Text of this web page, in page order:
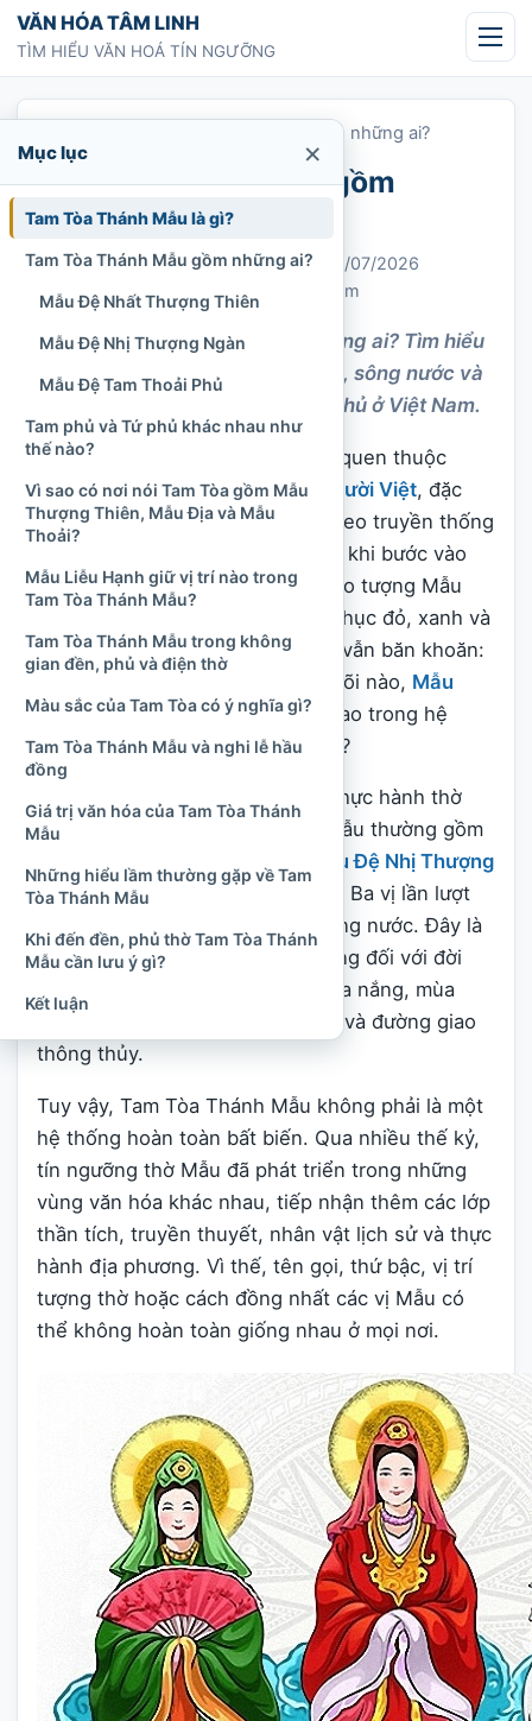
Chuyển tới nội dung
VĂN HÓA TÂM LINH
TÌM HIỂU VĂN HOÁ TÍN NGƯỠNG
Tam Tòa Thánh Mẫu gồm những ai?
Tam Tòa Thánh Mẫu gồm
những ai?
Chi Tran 27/03/2021Cập nhật: 06/07/2026
Thờ Mẫu và Tứ Phủ
1.337 lượt xem
Tam Tòa Thánh Mẫu gồm những ai? Tìm hiểu
ba Mẫu cai quản trời, rừng núi, sông nước và
cách phân biệt Tam phủ, Tứ phủ ở Việt Nam.
Tam Tòa Thánh Mẫu là cách gọi quen thuộc
trongtín ngưỡng thờ Mẫu của người Việt, đặc
biệt tại các đền, phủ, điện thờ theo truyền thống
. Nhiều người khi bước vào
một điện Mẫu thường thấy ba pho tượng Mẫu
ngự ở vị trí trang trọng, với sắc phục đỏ, xanh và
trắng. Tuy nhiên, không ít người vẫn băn khoăn:
ba vị ấy là ai, mỗi Mẫu cai quản cõi nào, Mẫu
Liễu Hạnh giữ vị trí ra sao và vì sao trong hệ
thống Tứ phủ lại còn cóMẫu Địa ?
Theo cách hiểu phổ biến trong thực hành thờ
Mẫu hiện nay, Tam Tòa Thánh Mẫu thường gồm
Mẫu Đệ Nhất Thượng Thiên
Mẫu Đệ Nhị Thượng
NgànvàMẫu Đệ Tam Thoải Phủ
. Ba vị lần lượt
gắn với miền trời, núi rừng và sông nước. Đây là
ba không gian tự nhiên quan trọng đối với đời
sống cư dân nông nghiệp, từ mưa nắng, mùa
màng đến rừng cây, nguồn nước và đường giao
thông thủy.
Tuy vậy, Tam Tòa Thánh Mẫu không phải là một
hệ thống hoàn toàn bất biến. Qua nhiều thế kỷ,
tín ngưỡng thờ Mẫu đã phát triển trong những
vùng văn hóa khác nhau, tiếp nhận thêm các lớp
thần tích, truyền thuyết, nhân vật lịch sử và thực
hành địa phương. Vì thế, tên gọi, thứ bậc, vị trí
tượng thờ hoặc cách đồng nhất các vị Mẫu có
thể không hoàn toàn giống nhau ở mọi nơi.
Mục lục ×
Tam Tòa Thánh Mẫu là gì?
Tam Tòa Thánh Mẫu gồm những ai?
Mẫu Đệ Nhất Thượng Thiên
Mẫu Đệ Nhị Thượng Ngàn
Mẫu Đệ Tam Thoải Phủ
Tam phủ và Tứ phủ khác nhau như
thế nào?
Vì sao có nơi nói Tam Tòa gồm Mẫu
Thượng Thiên, Mẫu Địa và Mẫu
Thoải?
Mẫu Liễu Hạnh giữ vị trí nào trong
Tam Tòa Thánh Mẫu?
Tam Tòa Thánh Mẫu trong không
gian đền, phủ và điện thờ
Màu sắc của Tam Tòa có ý nghĩa gì?
Tam Tòa Thánh Mẫu và nghi lễ hầu
đồng
Giá trị văn hóa của Tam Tòa Thánh
Mẫu
Những hiểu lầm thường gặp về Tam
Tòa Thánh Mẫu
Khi đến đền, phủ thờ Tam Tòa Thánh
Mẫu cần lưu ý gì?
Kết luận